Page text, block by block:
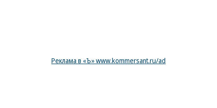
Реклама в «Ъ» www.kommersant.ru/ad